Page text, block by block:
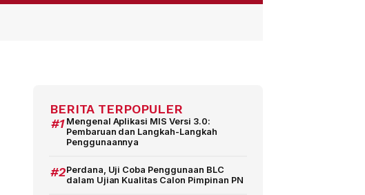
BERITA TERPOPULER
#1 Mengenal Aplikasi MIS Versi 3.0:
Pembaruan dan Langkah-Langkah
Penggunaannya
#2Perdana, Uji Coba Penggunaan BLC
dalam Ujian Kualitas Calon Pimpinan PN